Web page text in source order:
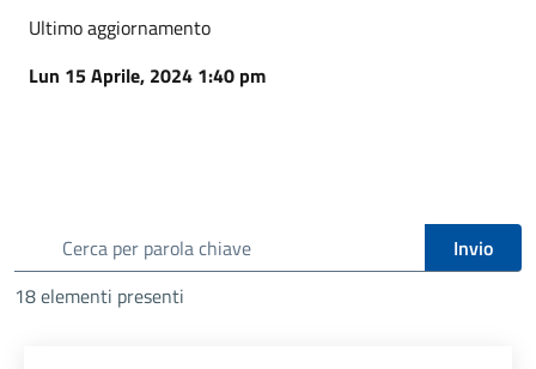
Ultimo aggiornamento
Lun 15 Aprile, 2024 1:40 pm
Invio
18 elementi presenti